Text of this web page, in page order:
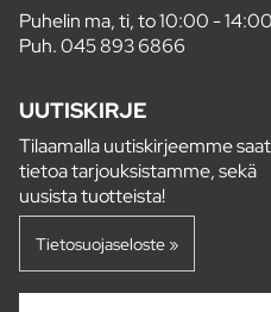
Puhelin ma, ti, to 10:00 - 14:00
Puh.045 893 6866
UUTISKIRJE
Tilaamalla uutiskirjeemme saat
tietoa tarjouksistamme, sekä
uusista tuotteista!
Tietosuojaseloste »